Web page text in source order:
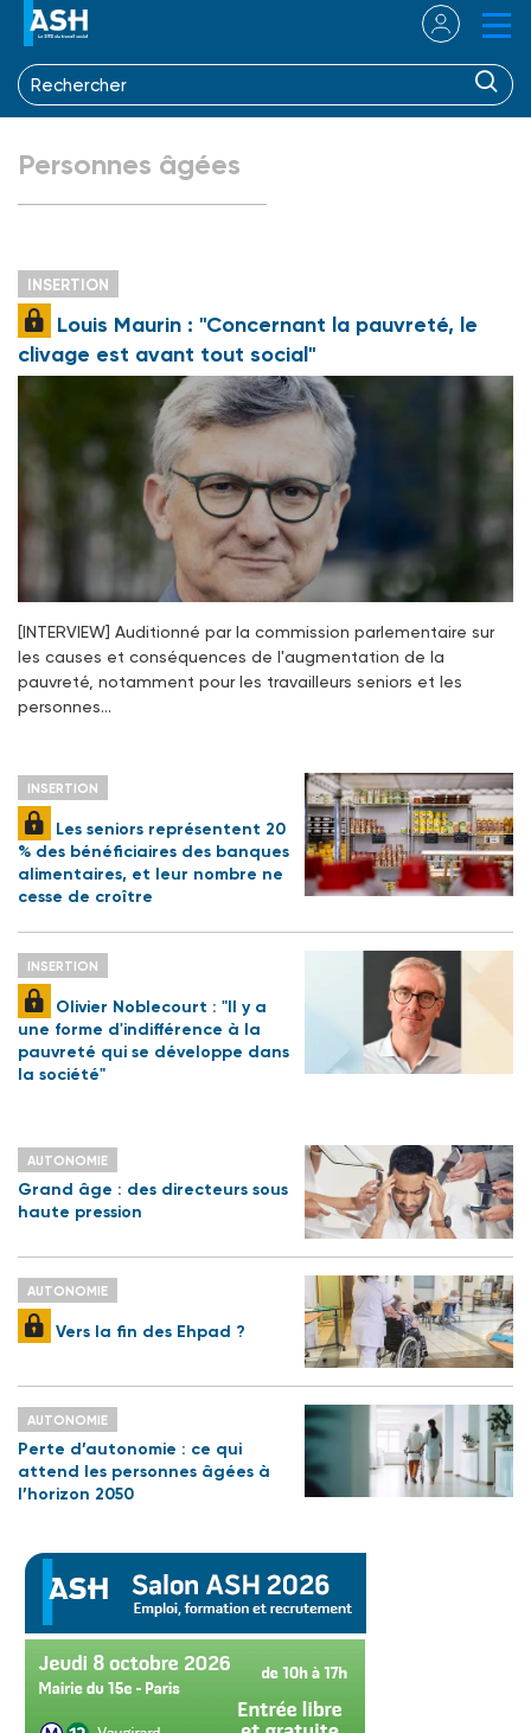
Personnes âgées
INSERTION
Louis Maurin : "Concernant la pauvreté, le
clivage est avant tout social"
[INTERVIEW] Auditionné par la commission parlementaire sur
les causes et conséquences de l'augmentation de la
pauvreté, notamment pour les travailleurs seniors et les
personnes…
INSERTION
Les seniors représentent 20
% des bénéficiaires des banques
alimentaires, et leur nombre ne
cesse de croître
INSERTION
Olivier Noblecourt : "Il y a
une forme d'indifférence à la
pauvreté qui se développe dans
la société"
AUTONOMIE
Grand âge : des directeurs sous
haute pression
AUTONOMIE
Vers la fin des Ehpad ?
AUTONOMIE
Perte d’autonomie : ce qui
attend les personnes âgées à
l’horizon 2050